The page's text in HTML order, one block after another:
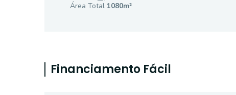
Área Total 1080m²
Financiamento Fácil